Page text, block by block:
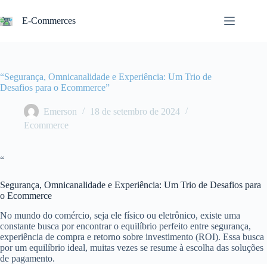
para
o
E-Commerces
“Segurança, Omnicanalidade e Experiência: Um Trio de
Desafios para o Ecommerce”
Emerson
18 de setembro de 2024
Ecommerce
“
Segurança, Omnicanalidade e Experiência: Um Trio de Desafios para
o Ecommerce
No mundo do comércio, seja ele físico ou eletrônico, existe uma
constante busca por encontrar o equilíbrio perfeito entre segurança,
experiência de compra e retorno sobre investimento (ROI). Essa busca
por um equilíbrio ideal, muitas vezes se resume à escolha das soluções
de pagamento.